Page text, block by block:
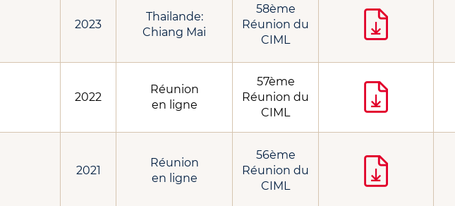
2023
Thailande:
Chiang Mai
58ème
Réunion du
CIML
2022
Réunion
en ligne
57ème
Réunion du
CIML
2021
Réunion
en ligne
56ème
Réunion du
CIML